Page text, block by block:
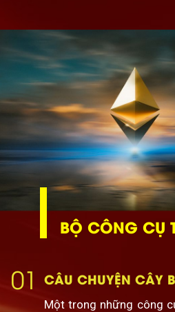
Một trong những công
01 CÂU CHUYỆN CÂY
BỘ CÔNG CỤ